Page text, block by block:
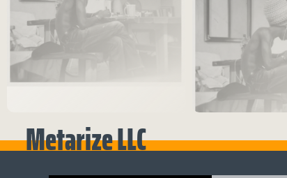
Metarize LLC